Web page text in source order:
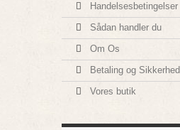
Handelsesbetingelser
Sådan handler du
Om Os
Betaling og Sikkerhed
Vores butik